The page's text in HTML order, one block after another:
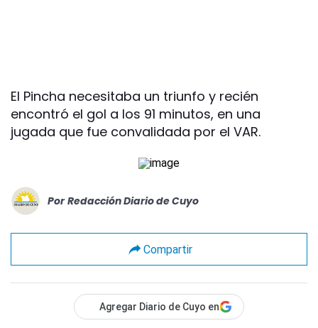
El Pincha necesitaba un triunfo y recién
encontró el gol a los 91 minutos, en una
jugada que fue convalidada por el VAR.
Por Redacción Diario de Cuyo
Compartir
Agregar Diario de Cuyo en